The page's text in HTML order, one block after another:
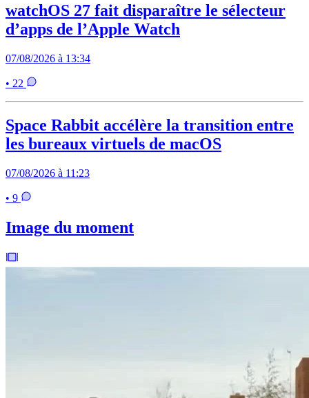
watchOS 27 fait disparaître le sélecteur
d’apps de l’Apple Watch
07/08/2026 à 13:34
• 22
Space Rabbit accélère la transition entre
les bureaux virtuels de macOS
07/08/2026 à 11:23
• 9
Image du moment